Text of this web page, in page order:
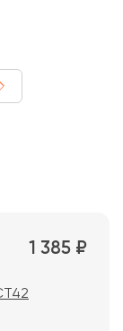
1 385 ₽